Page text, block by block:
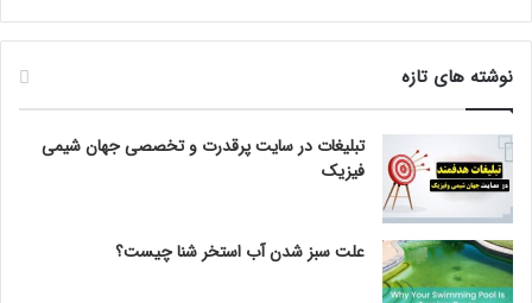
نوشته های تازه
تبلیغات در سایت پرقدرت و تخصصی جهان شیمی
فیزیک
علت سبز شدن آب استخر شنا چیست؟